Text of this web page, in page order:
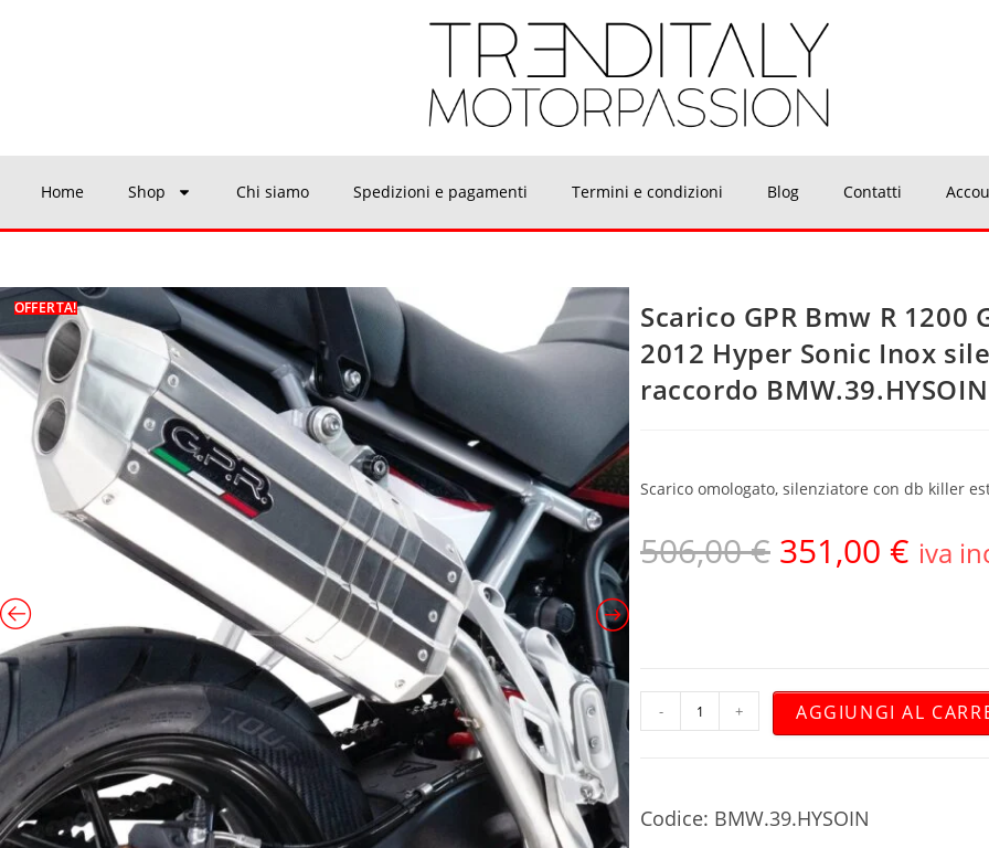
Home Shop Chi siamo Spedizioni e pagamenti Termini e condizioni Blog Contatti
OFFERTA!
Scarico GPR Bmw R 1200
2012 Hyper Sonic Inox
raccordo BMW.39.HYSOIN
Scarico omologato, silenziatore con db killer
506,00€ 351,00 € iva
- + AGGIUNGI AL
Codice: BMW.39.HYSOIN